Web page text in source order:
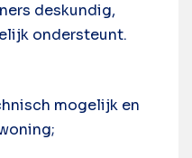
deskundig,
ondersteunt.
mogelijk en